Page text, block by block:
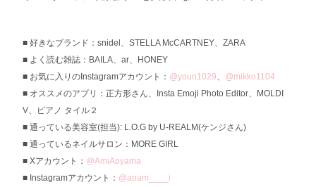
好きなブランド：snidel、STELLA McCARTNEY、ZARA
よく読む雑誌：BAILA、ar、HONEY
お気に入りのInstagramアカウント： @youn1029、 @mikko1104
オススメのアプリ：正方形さん、Insta Emoji Photo Editor、MOLDI
V、ピアノ タイル２
通っている美容室(担当): L.O.G by U-REALM(ケンジさん)
通っているネイルサロン：MORE GIRL
Xアカウント： @AmiAoyama
Instagramアカウント： @aoam____i